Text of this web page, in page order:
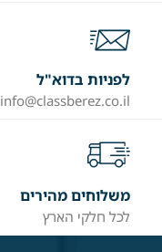
לפניות בדוא"ל
info@classberez.co.il
משלוחים מהירים
לכל חלקי הארץ